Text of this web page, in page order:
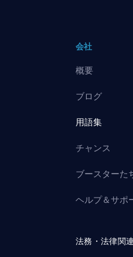
会社
概要
ブログ
用語集
チャンス
ブースターた
ヘルプ＆サポ
法務・法律関連